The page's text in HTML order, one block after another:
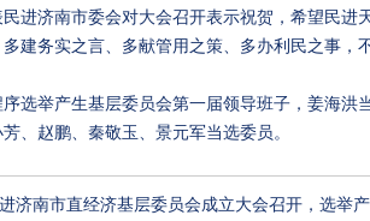
进济南市委会对大会召开表示祝贺，希望民
多建务实之言、多献管用之策、多办利民之事
选举产生基层委员会第一届领导班子，姜海
、赵鹏、秦敬玉、景元军当选委员。
进济南市直经济基层委员会成立大会召开，选举